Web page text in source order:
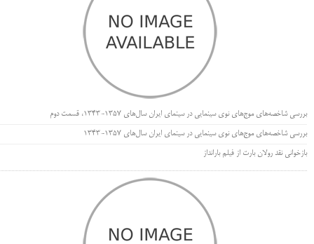
بررسی شاخصه‌های موج‌های نوی سینمایی در سینمای ایران سال‌های 1357-1343، قسمت دوم
بررسی شاخصه‌های موج‌های نوی سینمایی در سینمای ایران سال‌های 1357-1343
بازخوانی نقد رولان بارت از فیلم بارانداز